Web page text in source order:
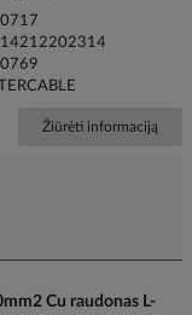
Žiūrėti informaciją
Cu raudonas L-